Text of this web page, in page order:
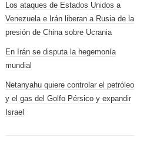
Los ataques de Estados Unidos a
Venezuela e Irán liberan a Rusia de la
presión de China sobre Ucrania
En Irán se disputa la hegemonía
mundial
Netanyahu quiere controlar el petróleo
y el gas del Golfo Pérsico y expandir
Israel